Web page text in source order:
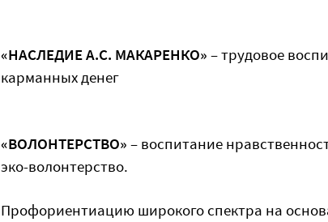
«НАСЛЕДИЕ А.С. МАКАРЕНКО» – трудовое
карманных денег
«ВОЛОНТЕРСТВО» – воспитание
эко-волонтерство.
Профориентиацию широкого спектра на